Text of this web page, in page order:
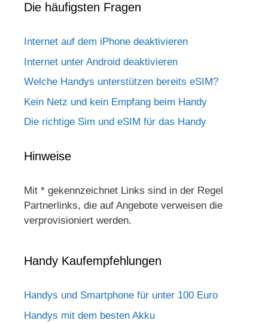
Die häufigsten Fragen
Internet auf dem iPhone deaktivieren
Internet unter Android deaktivieren
Welche Handys unterstützen bereits eSIM?
Kein Netz und kein Empfang beim Handy
Die richtige Sim und eSIM für das Handy
Hinweise
Mit * gekennzeichnet Links sind in der Regel
Partnerlinks, die auf Angebote verweisen die
verprovisioniert werden.
Handy Kaufempfehlungen
Handys und Smartphone für unter 100 Euro
Handys mit dem besten Akku